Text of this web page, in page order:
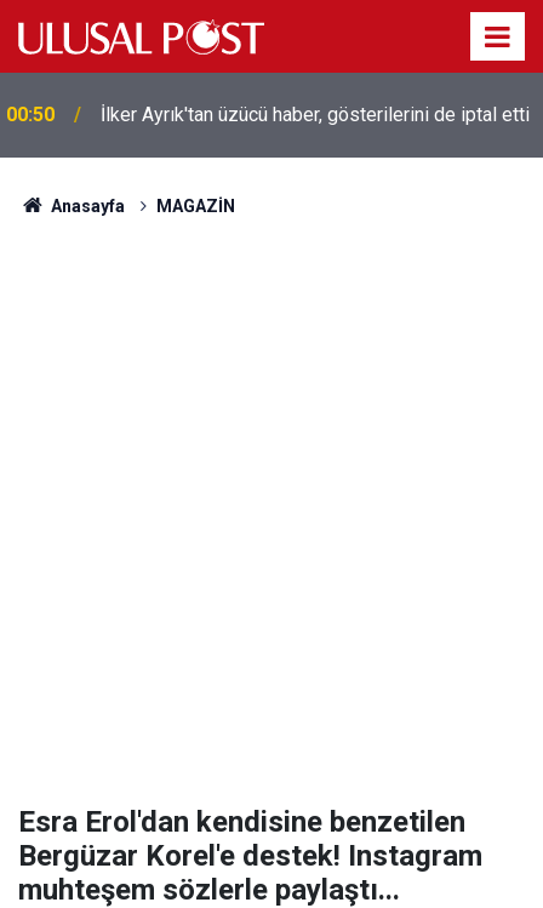
00:50 İlker Ayrık'tan üzücü haber, gösterilerini de iptal etti
Anasayfa MAGAZİN
Esra Erol'dan kendisine benzetilen
Bergüzar Korel'e destek! Instagram
muhteşem sözlerle paylaştı...